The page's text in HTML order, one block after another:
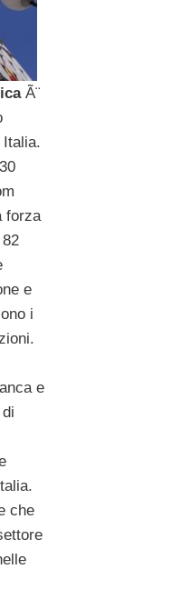
Ã¨
Italia.
forza
e
i
e
che